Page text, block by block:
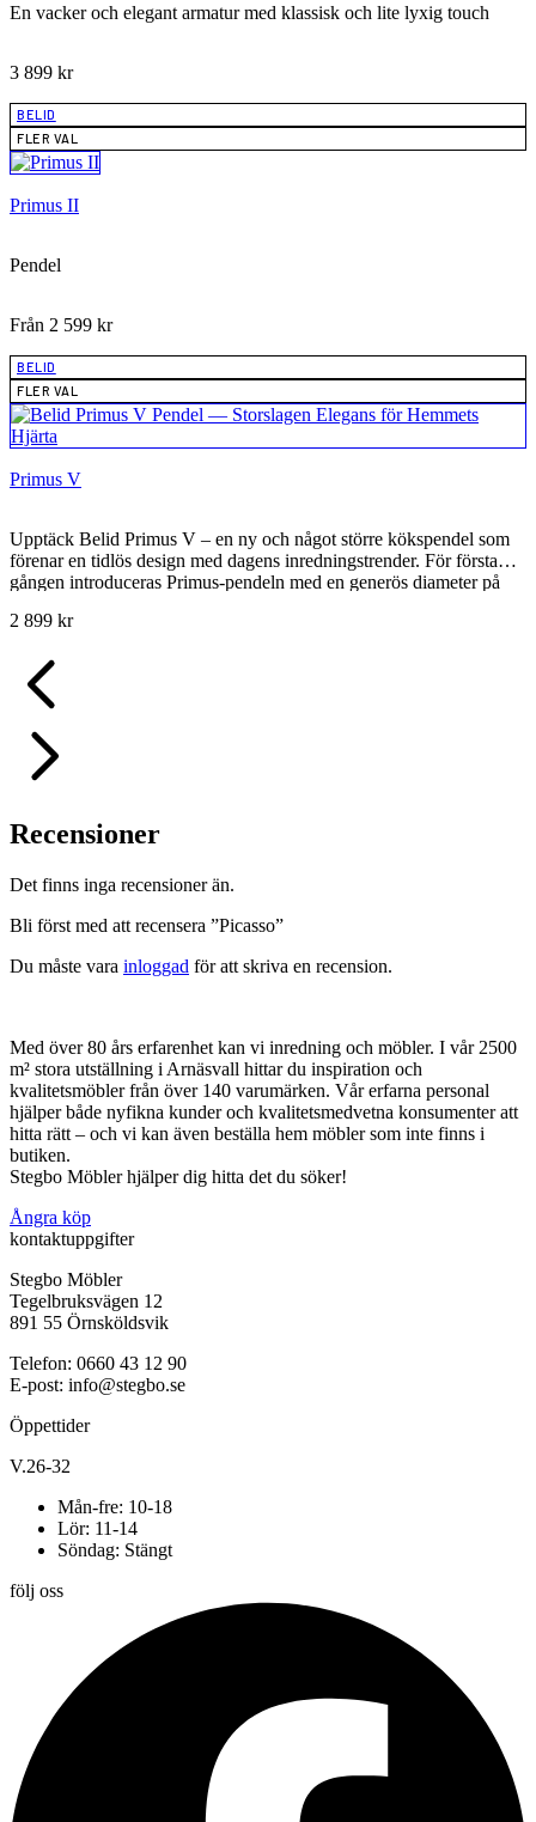
En vacker och elegant armatur med klassisk och lite lyxig touch
3 899 kr
BELID
FLER VAL
Primus II
Pendel
Från 2 599 kr
BELID
FLER VAL
Primus V
Upptäck Belid Primus V – en ny och något större kökspendel som
förenar en tidlös design med dagens inredningstrender. För första
gången introduceras Primus-pendeln med en generös diameter på
matbord och skapa en central punkt i rummet. Primus V är mer än
sömlöst in i både köket och vardagsrummet, och tillför en känsla av
klassisk modernitet till ditt hem.
2 899 kr
Recensioner
Det finns inga recensioner än.
Bli först med att recensera ”Picasso”
Du måste vara inloggad för att skriva en recension.
Med över 80 års erfarenhet kan vi inredning och möbler. I vår 2500
m² stora utställning i Arnäsvall hittar du inspiration och
kvalitetsmöbler från över 140 varumärken. Vår erfarna personal
hjälper både nyfikna kunder och kvalitetsmedvetna konsumenter att
hitta rätt – och vi kan även beställa hem möbler som inte finns i
butiken.
Stegbo Möbler hjälper dig hitta det du söker!
Ångra köp
kontaktuppgifter
Stegbo Möbler
Tegelbruksvägen 12
891 55 Örnsköldsvik
Telefon: 0660 43 12 90
E-post: info@stegbo.se
Öppettider
V.26-32
Mån-fre: 10-18
Lör: 11-14
Söndag: Stängt
följ oss